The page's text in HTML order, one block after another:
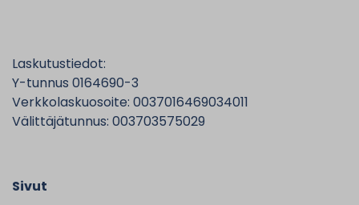
Laskutustiedot:
Y-tunnus 0164690-3
Verkkolaskuosoite: 0037016469034011
Välittäjätunnus: 003703575029
Sivut